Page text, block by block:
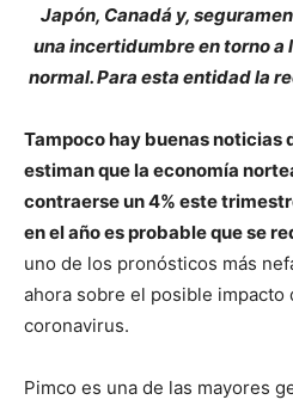
Japón, Canadá y,
una incertidumbre en torno a
normal. Para esta entidad la
Tampoco hay buenas noticias
estiman que la economía
contraerse un 4% este
en el año es probable que se
uno de los pronósticos más
ahora sobre el posible impacto
coronavirus.
Pimco es una de las mayores